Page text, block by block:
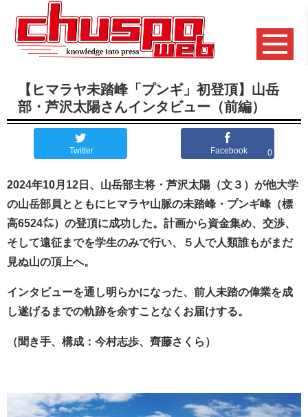
【ヒマラヤ未踏峰「プンギ」初登頂】山岳
部・芦沢太陽さんインタビュー（前編）
Twitter Facebook 0
2024年10月12日、山岳部主将・芦沢太陽（文３）が他大学
の山岳部員とともにヒマラヤ山脈の未踏峰・プンギ峰（標
高6524㍍）の登頂に成功した。計画から資金集め、交渉、
そして遠征までを学生のみで行い、５人で人類誰もがまだ
見ぬ山の頂上へ。
インタビューを通し明らかになった、前人未踏の偉業を成
し遂げるまでの軌跡を余すことなくお届けする。
（聞き手、構成：今村志歩、齊藤さくら）